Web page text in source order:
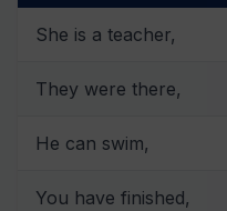
She is a teacher,
They were there,
He can swim,
You have finished,